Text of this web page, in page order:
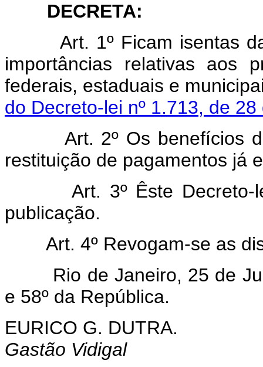
DECRETA:
Art. 1º Ficam isentas
importâncias relativas aos
federais, estaduais e
do Decreto-lei nº 1.713, de
Art. 2º Os benefícios
restituição de pagamentos já
Art. 3º Êste
publicação.
Art. 4º Revogam-se as
Rio de Janeiro, 25 de
e 58º da República.
EURICO G. DUTRA.
Gastão Vidigal